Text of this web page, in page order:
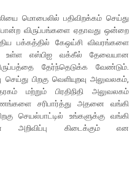
மொபைலில் பதிவிறக்கம் செய்து
விருப்பங்களை ஏதாவது ஒன்றை
பக்கத்தில் கேஒய்சி விவரங்களை
உள்ள எஸ்பிஐ வக்கீல் தேவையான
தேர்ந்தெடுக்க வேண்டும்.
பிறகு வெளியுறவு அலுவலகம்,
மற்றும் பிரதிநிதி அலுவலகம்
சரிபார்த்து அதனை வங்கி
செயல்பாட்டில் உங்களுக்கு வங்கி
அறிவிப்பு கிடைக்கும் என